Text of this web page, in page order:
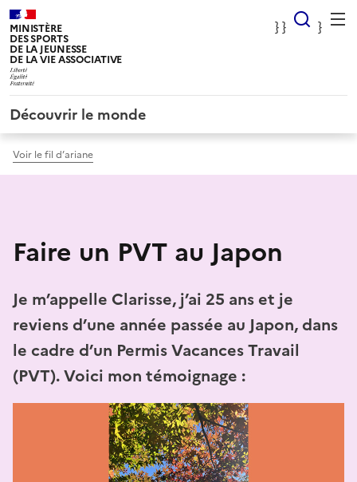
MINISTÈRE
DES SPORTS
DE LA JEUNESSE
DE LA VIE ASSOCIATIVE
} } }
}
Découvrir le monde
Voir le fil d’ariane
Faire un PVT au Japon
Je m’appelle Clarisse, j’ai 25 ans et je
reviens d’une année passée au Japon, dans
le cadre d’un Permis Vacances Travail
(PVT). Voici mon témoignage :
Panneau de gestion des cookies